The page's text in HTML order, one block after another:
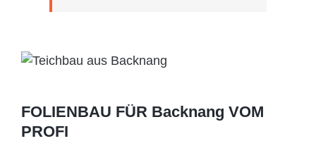
FOLIENBAU FÜR Backnang VOM
PROFI